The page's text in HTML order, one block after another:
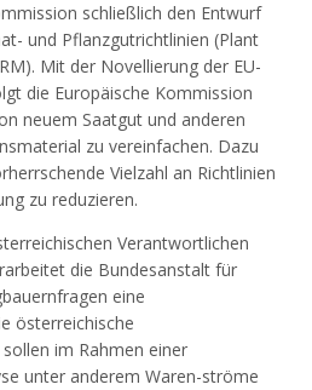
schließlich den Entwurf
und Pflanzgutrichtlinien (Plant
Mit der Novellierung der EU-
die Europäische Kommission
neuem Saatgut und anderen
zu vereinfachen. Dazu
Vielzahl an Richtlinien
zu reduzieren.
Verantwortlichen
die Bundesanstalt für
eine
österreichische
im Rahmen einer
unter anderem Waren-ströme